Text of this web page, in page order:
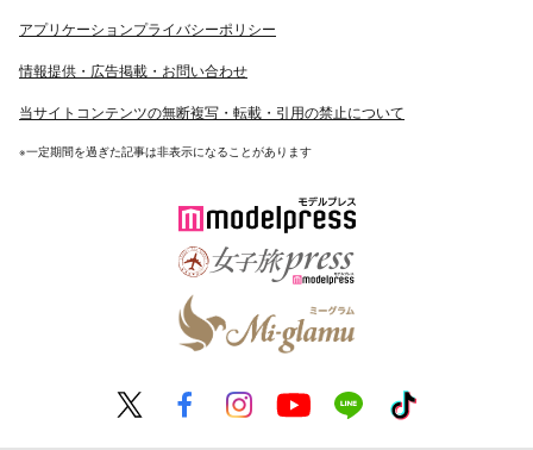
アプリケーションプライバシーポリシー
情報提供・広告掲載・お問い合わせ
当サイトコンテンツの無断複写・転載・引用の禁止について
※一定期間を過ぎた記事は非表示になることがあります